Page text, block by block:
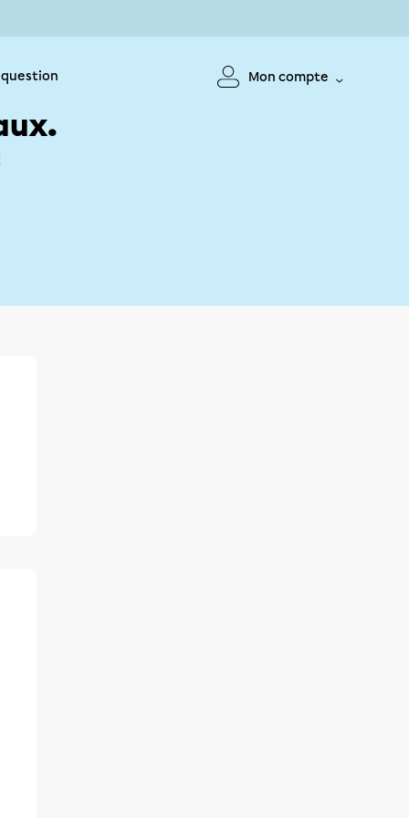
question Mon compte